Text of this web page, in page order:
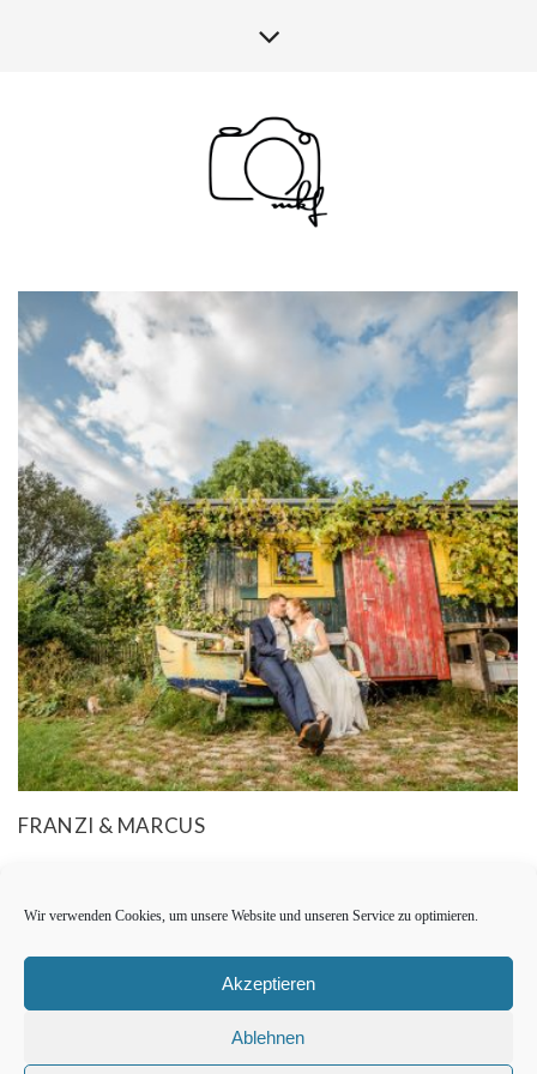
Wir verwenden Cookies, um unsere Website und unseren Service zu optimieren.
Akzeptieren
Ablehnen
FRANZI & MARCUS